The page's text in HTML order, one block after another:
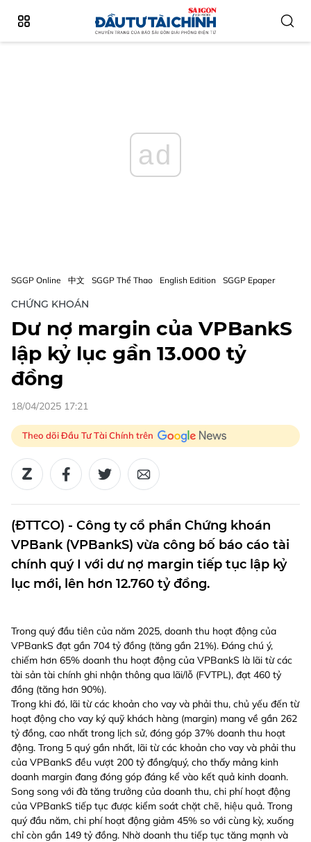
ad
SGGP Online 中文 SGGP Thể Thao English Edition SGGP Epaper
CHỨNG KHOÁN
Dư nợ margin của VPBankS
lập kỷ lục gần 13.000 tỷ
đồng
18/04/2025 17:21
Theo dõi Đầu Tư Tài Chính trên
(ĐTTCO) - Công ty cổ phần Chứng khoán
VPBank (VPBankS) vừa công bố báo cáo tài
chính quý I với dư nợ margin tiếp tục lập kỷ
lục mới, lên hơn 12.760 tỷ đồng.
Trong quý đầu tiên của năm 2025, doanh thu hoạt động của
VPBankS đạt gần 704 tỷ đồng (tăng gần 21%). Đáng chú ý,
chiếm hơn 65% doanh thu hoạt động của VPBankS là lãi từ các
tài sản tài chính ghi nhận thông qua lãi/lỗ (FVTPL), đạt 460 tỷ
đồng (tăng hơn 90%).
Trong khi đó, lãi từ các khoản cho vay và phải thu, chủ yếu đến từ
hoạt động cho vay ký quỹ khách hàng (margin) mang về gần 262
tỷ đồng, cao nhất trong lịch sử, đóng góp 37% doanh thu hoạt
động. Trong 5 quý gần nhất, lãi từ các khoản cho vay và phải thu
của VPBankS đều vượt 200 tỷ đồng/quý, cho thấy mảng kinh
doanh margin đang đóng góp đáng kể vào kết quả kinh doanh.
Song song với đà tăng trưởng của doanh thu, chi phí hoạt động
của VPBankS tiếp tục được kiểm soát chặt chẽ, hiệu quả. Trong
quý đầu năm, chi phí hoạt động giảm 45% so với cùng kỳ, xuống
chỉ còn gần 149 tỷ đồng. Nhờ doanh thu tiếp tục tăng mạnh và